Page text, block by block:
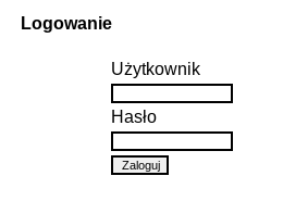
Logowanie
Użytkownik
Hasło